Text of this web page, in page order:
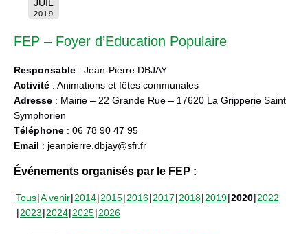
JUIL
2019
FEP – Foyer d’Education Populaire
Responsable : Jean-Pierre DBJAY
Activité : Animations et fêtes communales
Adresse : Mairie – 22 Grande Rue – 17620 La Gripperie Saint
Symphorien
Téléphone : 06 78 90 47 95
Email : jeanpierre.dbjay@sfr.fr
Événements organisés par le FEP :
Tous A venir 2014 2015 2016 2017 2018 2019 2020 2022
2023 2024 2025 2026